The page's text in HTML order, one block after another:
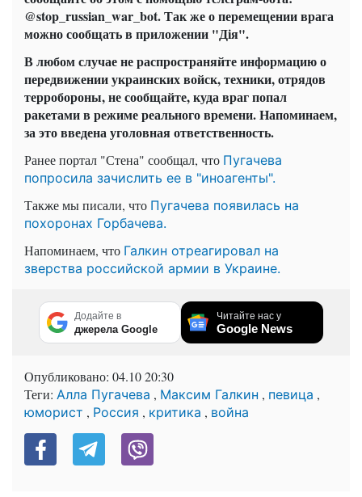
@stop_russian_war_bot. Так же о перемещении врага
можно сообщать в приложении "Дія".
В любом случае не распространяйте информацию о
передвижении украинских войск, техники, отрядов
терробороны, не сообщайте, куда враг попал
ракетами в режиме реального времени.Напоминаем,
за это введена уголовная ответственность.
Ранее портал "Стена" сообщал, что Пугачева
попросила зачислить ее в "иноагенты".
Также мы писали, что Пугачева появилась на
похоронах Горбачева.
Напоминаем, что Галкин отреагировал на
зверства российской армии в Украине.
Додайте в
джерела Google
Читайте нас у
Google News
Опубликовано: 04.10 20:30
Теги: Алла Пугачева , Максим Галкин , певица ,
юморист , Россия , критика , война